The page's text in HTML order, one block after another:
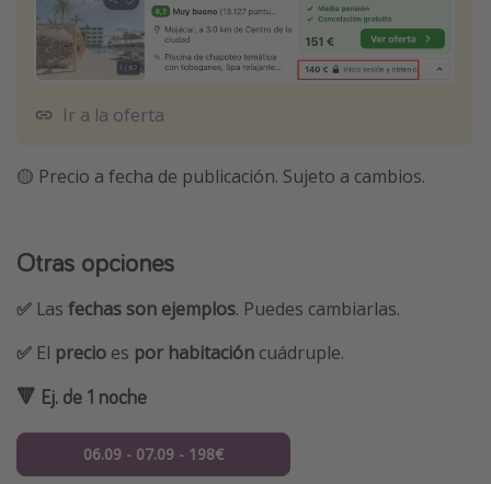
Ir a la oferta
🟡 Precio a fecha de publicación. Sujeto a cambios.
Otras opciones
✅ Las fechas son ejemplos. Puedes cambiarlas.
✅ El precio es por habitación cuádruple.
🔻 Ej. de 1 noche
06.09 - 07.09 - 198€